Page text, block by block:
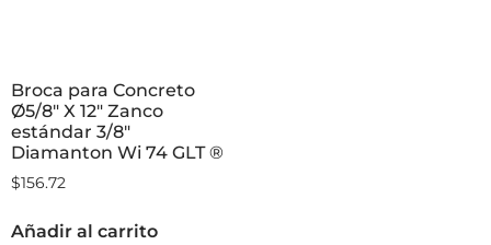
Broca para Concreto
Ø5/8″ X 12″ Zanco
estándar 3/8″
Diamanton Wi 74 GLT ®
$156.72
Añadir al carrito